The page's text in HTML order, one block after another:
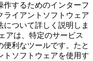
作するためのインターフ
ライアントソフトウェア
ついて詳しく説明しま
アは、特定のサービス
利なツールです。たと
トソフトウェアを使用す